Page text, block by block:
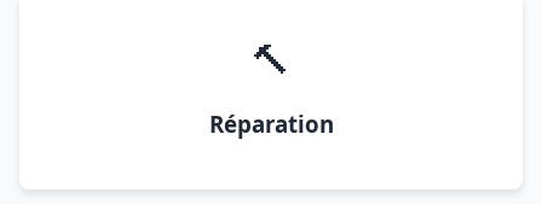
🔨
Réparation